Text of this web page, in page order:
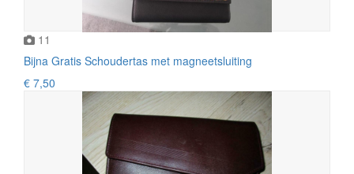
11
Bijna Gratis Schoudertas met magneetsluiting
€ 7,50